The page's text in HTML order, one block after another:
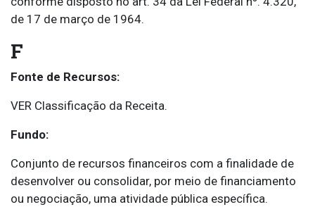
de 17 de março de 1964.
F
Fonte de Recursos:
VER Classificação da Receita.
Fundo:
Conjunto de recursos financeiros com a finalidade de
desenvolver ou consolidar, por meio de financiamento
ou negociação, uma atividade pública específica.